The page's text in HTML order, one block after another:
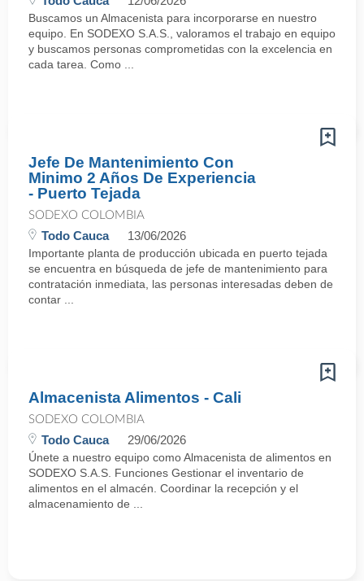
Buscamos un Almacenista para incorporarse en nuestro
equipo. En SODEXO S.A.S., valoramos el trabajo en equipo
y buscamos personas comprometidas con la excelencia en
cada tarea. Como ...
Jefe De Mantenimiento Con
Minimo 2 Años De Experiencia
- Puerto Tejada
SODEXO COLOMBIA
Todo Cauca 13/06/2026
Importante planta de producción ubicada en puerto tejada
se encuentra en búsqueda de jefe de mantenimiento para
contratación inmediata, las personas interesadas deben de
contar ...
Almacenista Alimentos - Cali
SODEXO COLOMBIA
Todo Cauca 29/06/2026
Únete a nuestro equipo como Almacenista de alimentos en
SODEXO S.A.S. Funciones Gestionar el inventario de
alimentos en el almacén. Coordinar la recepción y el
almacenamiento de ...